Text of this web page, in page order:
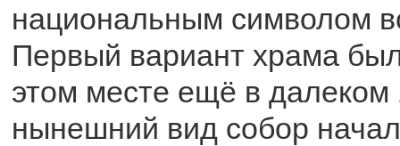
национальным символом
Первый вариант храма
этом месте ещё в далеком
нынешний вид собор